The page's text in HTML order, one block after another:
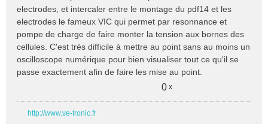
electrodes, et intercaler entre le montage du pdf14 et les
electrodes le fameux VIC qui permet par resonnance et
pompe de charge de faire monter la tension aux bornes des
cellules. C'est très difficile à mettre au point sans au moins un
oscilloscope numérique pour bien visualiser tout ce qu'il se
passe exactement afin de faire les mise au point.
0 x
http://www.ve-tronic.fr